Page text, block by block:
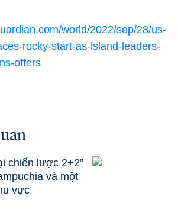
world/2022/sep/28/us-
rocky-start-as-island-leaders-
offers
chiến lược 2+2”
và một
vực